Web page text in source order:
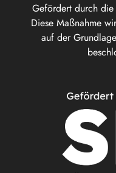
Gefördert durch die
Diese Maßnahme
auf der